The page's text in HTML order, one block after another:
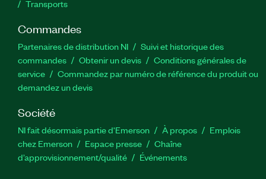
Transports
Commandes
Partenaires de distribution NI
Suivi et historique des
commandes
Obtenir un devis
Conditions générales de
service
Commandez par numéro de référence du produit ou
demandez un devis
Société
NI fait désormais partie d'Emerson À propos
Emplois
chez Emerson
Espace presse
Chaîne
d’approvisionnement/qualité
Événements